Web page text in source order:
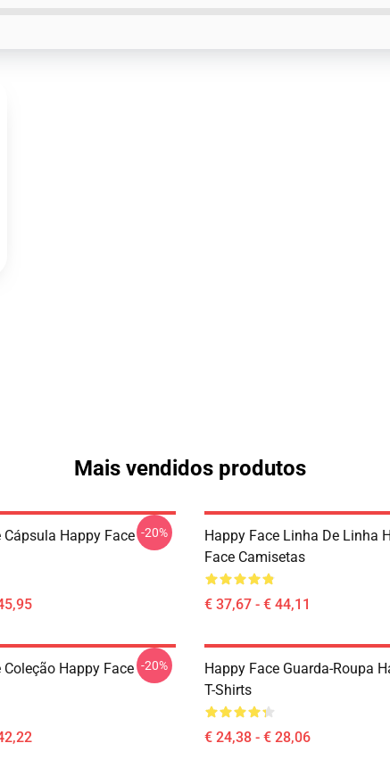
Mais vendidos produtos
Cápsula Happy Face -20%
Happy Face Linha De Linha
Face Camisetas
€ 37,67 - € 44,11
Coleção Happy Face -20%
Happy Face Guarda-Roupa
T-Shirts
€ 24,38 - € 28,06